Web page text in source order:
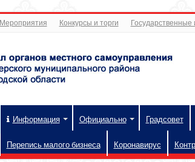
Мероприятия Конкурсы и торги Государственные
Информация Официально Градсовет
Перепись малого бизнеса Коронавирус